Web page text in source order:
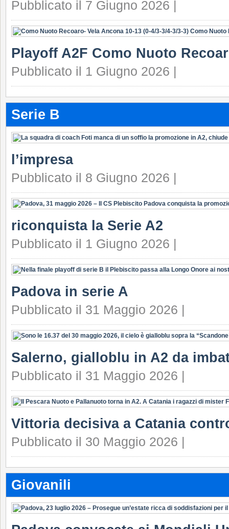
Pubblicato il 7 Giugno 2026 |
Playoff A2F Como Nuoto
Pubblicato il 1 Giugno 2026 |
Serie B
l’impresa
Pubblicato il 8 Giugno 2026 |
riconquista la Serie A2
Pubblicato il 1 Giugno 2026 |
Padova in serie A
Pubblicato il 31 Maggio 2026 |
Salerno, gialloblu in A2 da
Pubblicato il 31 Maggio 2026 |
Vittoria decisiva a Catania
Pubblicato il 30 Maggio 2026 |
Giovanili